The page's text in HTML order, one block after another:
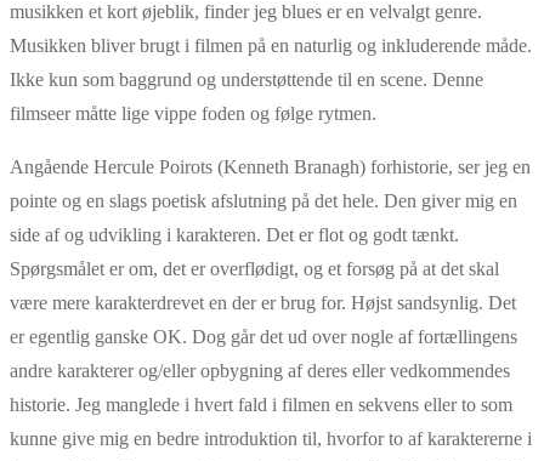
musikken et kort øjeblik, finder jeg blues er en velvalgt genre.
Musikken bliver brugt i filmen på en naturlig og inkluderende måde.
Ikke kun som baggrund og understøttende til en scene. Denne
filmseer måtte lige vippe foden og følge rytmen.
Angående Hercule Poirots (Kenneth Branagh) forhistorie, ser jeg en
pointe og en slags poetisk afslutning på det hele. Den giver mig en
side af og udvikling i karakteren. Det er flot og godt tænkt.
Spørgsmålet er om, det er overflødigt, og et forsøg på at det skal
være mere karakterdrevet en der er brug for. Højst sandsynlig. Det
er egentlig ganske OK. Dog går det ud over nogle af fortællingens
andre karakterer og/eller opbygning af deres eller vedkommendes
historie. Jeg manglede i hvert fald i filmen en sekvens eller to som
kunne give mig en bedre introduktion til, hvorfor to af karaktererne i